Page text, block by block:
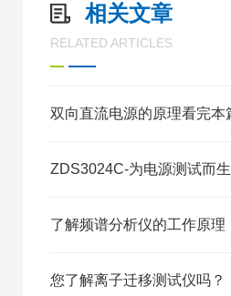
相关文章
RELATED ARTICLES
ZDS3024C-为电源测试而生
了解频谱分析仪的工作原理
您了解离子迁移测试仪吗？